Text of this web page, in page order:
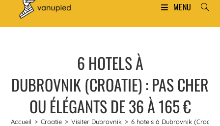
MENU
6 HOTELS À
DUBROVNIK (CROATIE) : PAS CHER
OU ÉLÉGANTS DE 36 À 165 €
Accueil > Croatie > Visiter Dubrovnik > 6 hotels à Dubrovnik